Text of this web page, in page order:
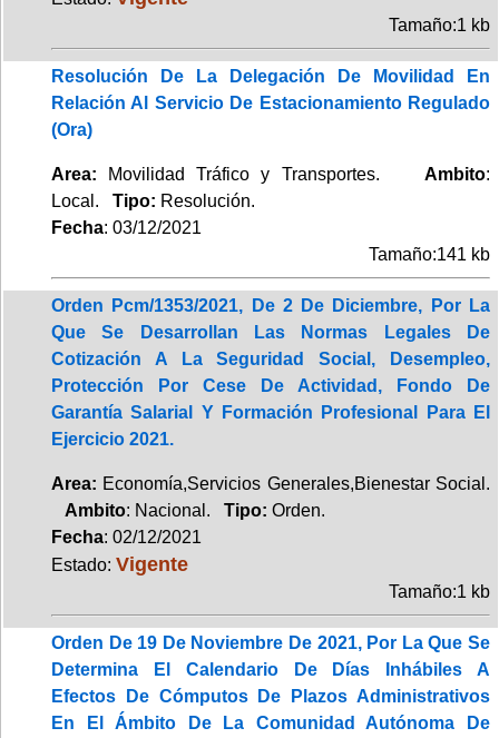
Tamaño:1 kb
Resolución De La Delegación De Movilidad En
Relación Al Servicio De Estacionamiento Regulado
(Ora)
Area: Movilidad Tráfico y Transportes. Ambito:
Local. Tipo: Resolución.
Fecha: 03/12/2021
Tamaño:141 kb
Orden Pcm/1353/2021, De 2 De Diciembre, Por La
Que Se Desarrollan Las Normas Legales De
Cotización A La Seguridad Social, Desempleo,
Protección Por Cese De Actividad, Fondo De
Garantía Salarial Y Formación Profesional Para El
Ejercicio 2021.
Area: Economía,Servicios Generales,Bienestar Social.
Ambito: Nacional. Tipo: Orden.
Fecha: 02/12/2021
Estado: Vigente
Tamaño:1 kb
Orden De 19 De Noviembre De 2021, Por La Que Se
Determina El Calendario De Días Inhábiles A
Efectos De Cómputos De Plazos Administrativos
En El Ámbito De La Comunidad Autónoma De